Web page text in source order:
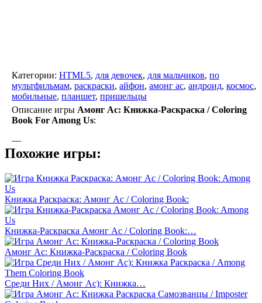
Категории: HTML5, для девочек, для мальчиков, по
мультфильмам, раскраски, айфон, амонг ас, андроид, космос,
мобильные, планшет, пришельцы
Описание игры Амонг Ас: Книжка-Раскраска / Coloring
Book For Among Us:
—
Похожие игры:
Книжка Раскраска: Амонг Ас / Coloring Book:
Книжка-Раскраска Амонг Ас / Coloring Book:…
Амонг Ас: Книжка-Раскраска / Coloring Book
Среди Них / Амонг Ас): Книжка…